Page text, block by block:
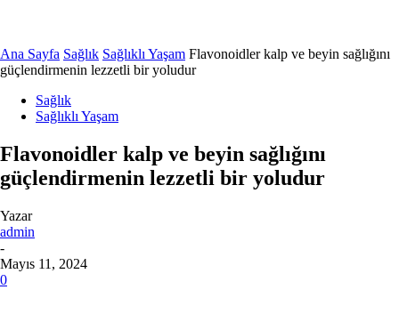
Ana Sayfa Sağlık Sağlıklı Yaşam Flavonoidler kalp ve beyin sağlığını
güçlendirmenin lezzetli bir yoludur
Sağlık
Sağlıklı Yaşam
Flavonoidler kalp ve beyin sağlığını
güçlendirmenin lezzetli bir yoludur
Yazar
admin
-
Mayıs 11, 2024
0